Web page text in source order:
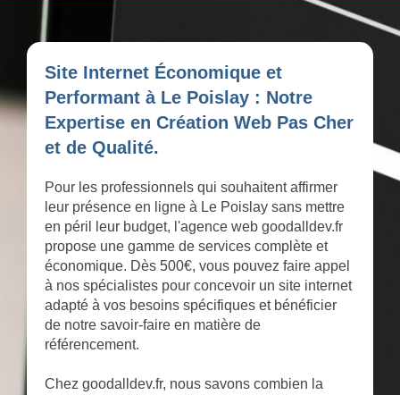
Site Internet Économique et
Performant à Le Poislay : Notre
Expertise en Création Web Pas Cher
et de Qualité.
Pour les professionnels qui souhaitent affirmer
leur présence en ligne à Le Poislay sans mettre
en péril leur budget, l'agence web goodalldev.fr
propose une gamme de services complète et
économique. Dès 500€, vous pouvez faire appel
à nos spécialistes pour concevoir un site internet
adapté à vos besoins spécifiques et bénéficier
de notre savoir-faire en matière de
référencement.
Chez goodalldev.fr, nous savons combien la